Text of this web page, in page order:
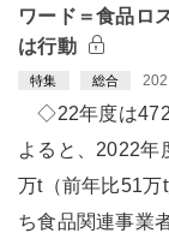
ワード＝食品ロ
は行動
特集 総合
◇22年度は
よると、2022年
万t（前年比51万
ち食品関連事業